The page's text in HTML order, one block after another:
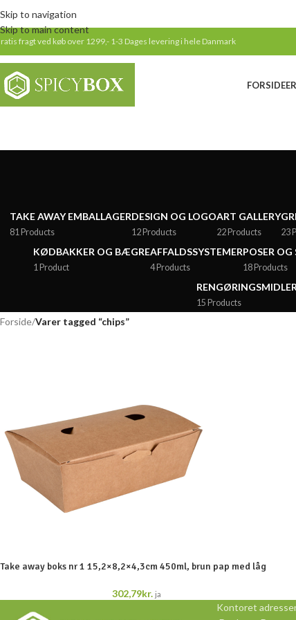
Skip to navigation
Skip to main content
fragt ved køb over 1299,- 1-3 Dages levering i hele Danmark
FORSIDE
TAKE AWAY EMBALLAGER
81 Products
DESIGN OG LOGO
12 Products
ART GALLERY
22 Products 23
KØDBAKKER OG BÆGRE
1 Product
AFFALDSSYSTEMER
4 Products
POSER
18 Products
RENGØRINGSMIDLER
15 Products
Forside/Varer tagged “chips”
Take away boks nr 1 15,2×8,2×4,3cm 450ml, brun pap med låg
302,79kr. ja
Kontoret